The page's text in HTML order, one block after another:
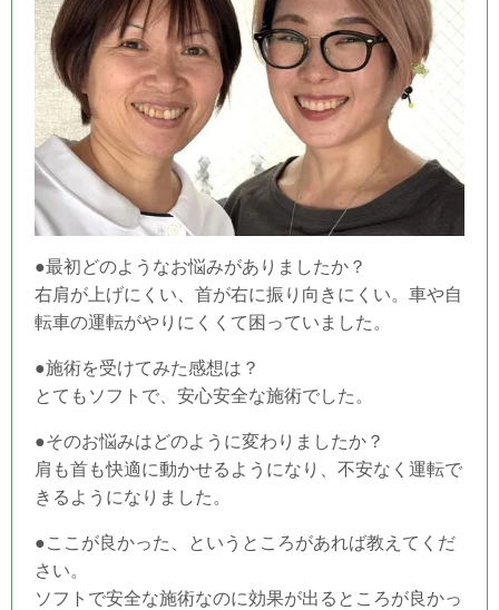
●最初どのようなお悩みがありましたか？
右肩が上げにくい、首が右に振り向きにくい。車や自
転車の運転がやりにくくて困っていました。
●施術を受けてみた感想は？
とてもソフトで、安心安全な施術でした。
●そのお悩みはどのように変わりましたか？
肩も首も快適に動かせるようになり、不安なく運転で
きるようになりました。
●ここが良かった、というところがあれば教えてくだ
さい。
ソフトで安全な施術なのに効果が出るところが良かっ